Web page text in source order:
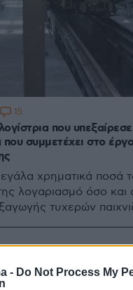
- Do Not Process My
που
που συμμετέχει στο
χρηματικά ποσά
λογαριασμό όσο και
τυχερών
15